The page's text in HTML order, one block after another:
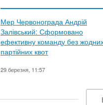
Мер Червонограда Андрій
Залівський: Сформовано
ефективну команду без
партійних квот
29 березня, 11:57